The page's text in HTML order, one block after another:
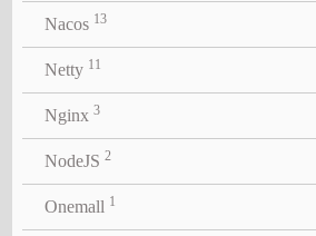
Nacos 13
Netty 11
Nginx 3
NodeJS 2
Onemall 1